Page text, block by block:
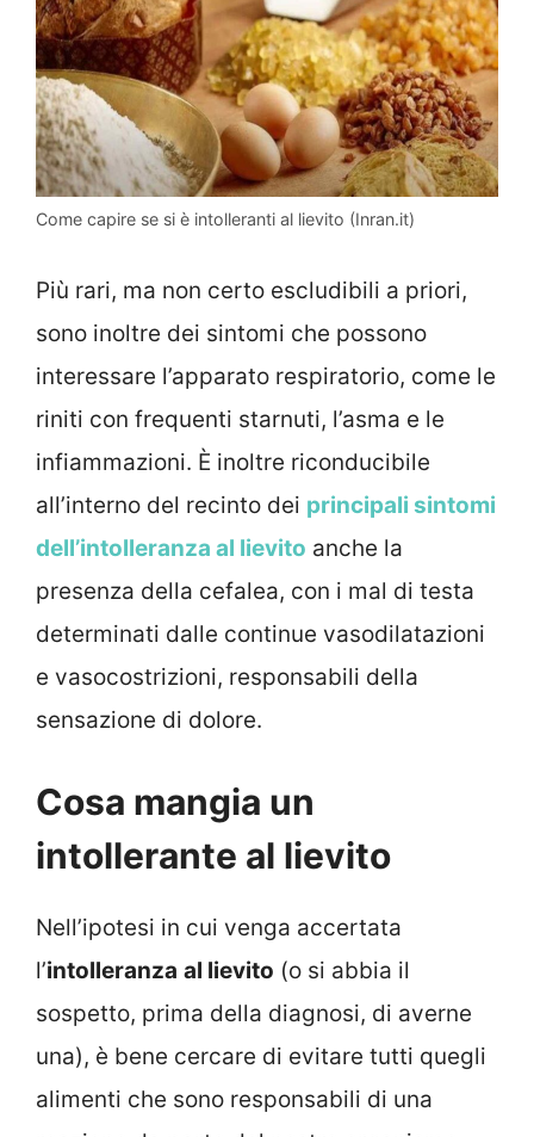
Come capire se si è intolleranti al lievito (Inran.it)
Più rari, ma non certo escludibili a priori,
sono inoltre dei sintomi che possono
interessare l’apparato respiratorio, come le
riniti con frequenti starnuti, l’asma e le
infiammazioni. È inoltre riconducibile
all’interno del recinto dei principali sintomi
dell’intolleranza al lievito anche la
presenza della cefalea, con i mal di testa
determinati dalle continue vasodilatazioni
e vasocostrizioni, responsabili della
sensazione di dolore.
Cosa mangia un
intollerante al lievito
Nell’ipotesi in cui venga accertata
l’intolleranza al lievito (o si abbia il
sospetto, prima della diagnosi, di averne
una), è bene cercare di evitare tutti quegli
alimenti che sono responsabili di una